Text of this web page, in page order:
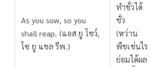
As you sow, so you
shall reap. (แอส ยู โซว์,
โซ ยู แชล รีพ.)
ทำชั่วได้
ชั่ว
(หว่าน
พืชเช่นไร
ย่อมได้ผล